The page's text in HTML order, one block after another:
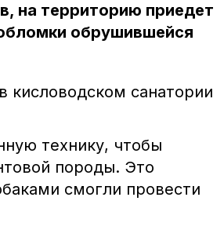
на территорию приедет
обрушившейся
кисловодском санатории
технику, чтобы
породы. Это
смогли провести